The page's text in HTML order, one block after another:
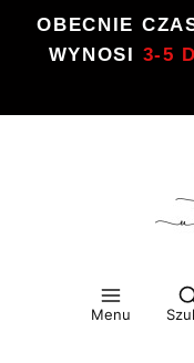
OBECNIE
WYNOSI 3-5
Menu